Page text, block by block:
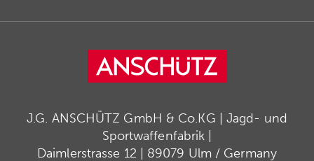
J.G. ANSCHÜTZ GmbH & Co.KG | Jagd- und
Sportwaffenfabrik |
Daimlerstrasse 12 | 89079 Ulm / Germany